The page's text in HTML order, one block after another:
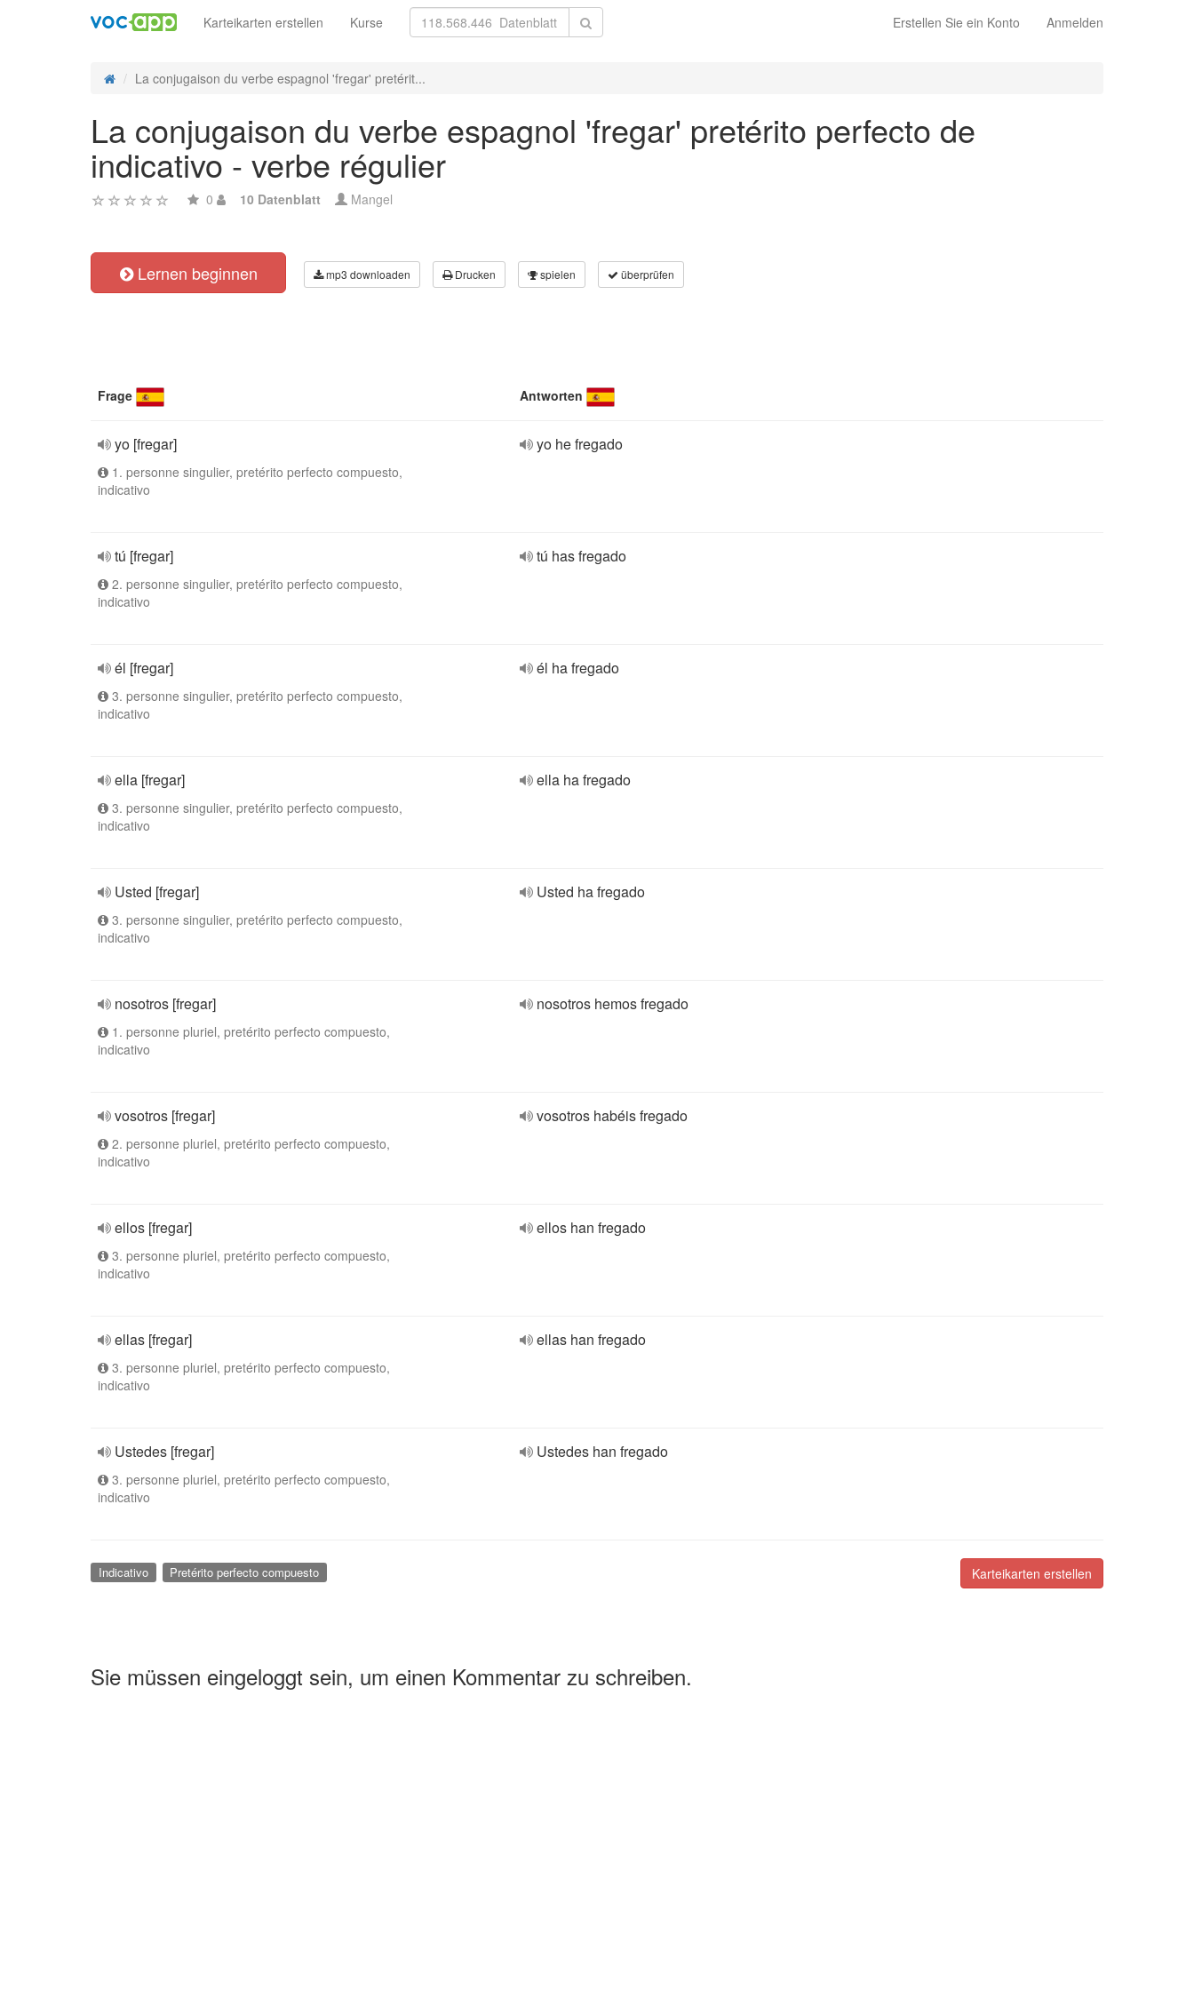
Erstellen Sie ein Konto Anmelden
Karteikarten erstellen Kurse
La conjugaison du verbe espagnol 'fregar' pretérit...
La conjugaison du verbe espagnol 'fregar' pretérito perfecto de
indicativo - verbe régulier
0 10 Datenblatt Mangel
Lernen beginnen mp3 downloaden Drucken spielen überprüfen
Frage Antworten
yo [fregar]
1. personne singulier, pretérito perfecto compuesto,
indicativo
yo he fregado
tú [fregar]
2. personne singulier, pretérito perfecto compuesto,
indicativo
tú has fregado
él [fregar]
3. personne singulier, pretérito perfecto compuesto,
indicativo
él ha fregado
ella [fregar]
3. personne singulier, pretérito perfecto compuesto,
indicativo
ella ha fregado
Usted [fregar]
3. personne singulier, pretérito perfecto compuesto,
indicativo
Usted ha fregado
nosotros [fregar]
1. personne pluriel, pretérito perfecto compuesto,
indicativo
nosotros hemos fregado
vosotros [fregar]
2. personne pluriel, pretérito perfecto compuesto,
indicativo
vosotros habéis fregado
ellos [fregar]
3. personne pluriel, pretérito perfecto compuesto,
indicativo
ellos han fregado
ellas [fregar]
3. personne pluriel, pretérito perfecto compuesto,
indicativo
ellas han fregado
Ustedes [fregar]
3. personne pluriel, pretérito perfecto compuesto,
indicativo
Ustedes han fregado
Karteikarten erstellen
Indicativo Pretérito perfecto compuesto
Sie müssen eingeloggt sein, um einen Kommentar zu schreiben.